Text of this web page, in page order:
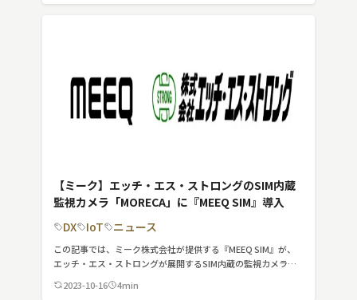
スマホ
【ミーク】エッチ・エス・ストロングのSIM内蔵
監視カメラ「MORECA」に『MEEQ SIM』導入
DX
IoT ニュース
この記事では、ミーク株式会社が提供する『MEEQ SIM』が、
エッチ・エス・ストロングが展開するSIM内蔵の監視カメラ
2023-10-16 4min